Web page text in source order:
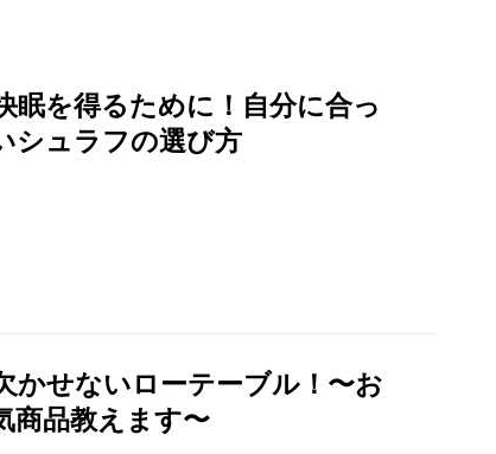
眠を得るために！自分に合っ
シュラフの選び方
かせないローテーブル！〜お
商品教えます〜